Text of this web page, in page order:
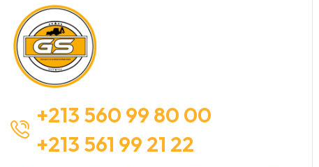
+213 560 99 80 00
+213 561 99 21 22